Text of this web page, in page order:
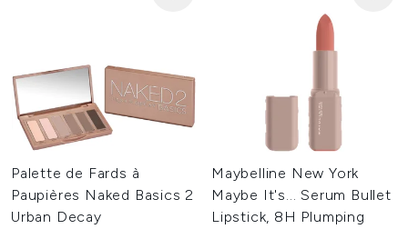
Palette de Fards à
Paupières Naked Basics 2
Urban Decay
Maybelline New York
Maybe It's... Serum Bullet
Lipstick, 8H Plumping